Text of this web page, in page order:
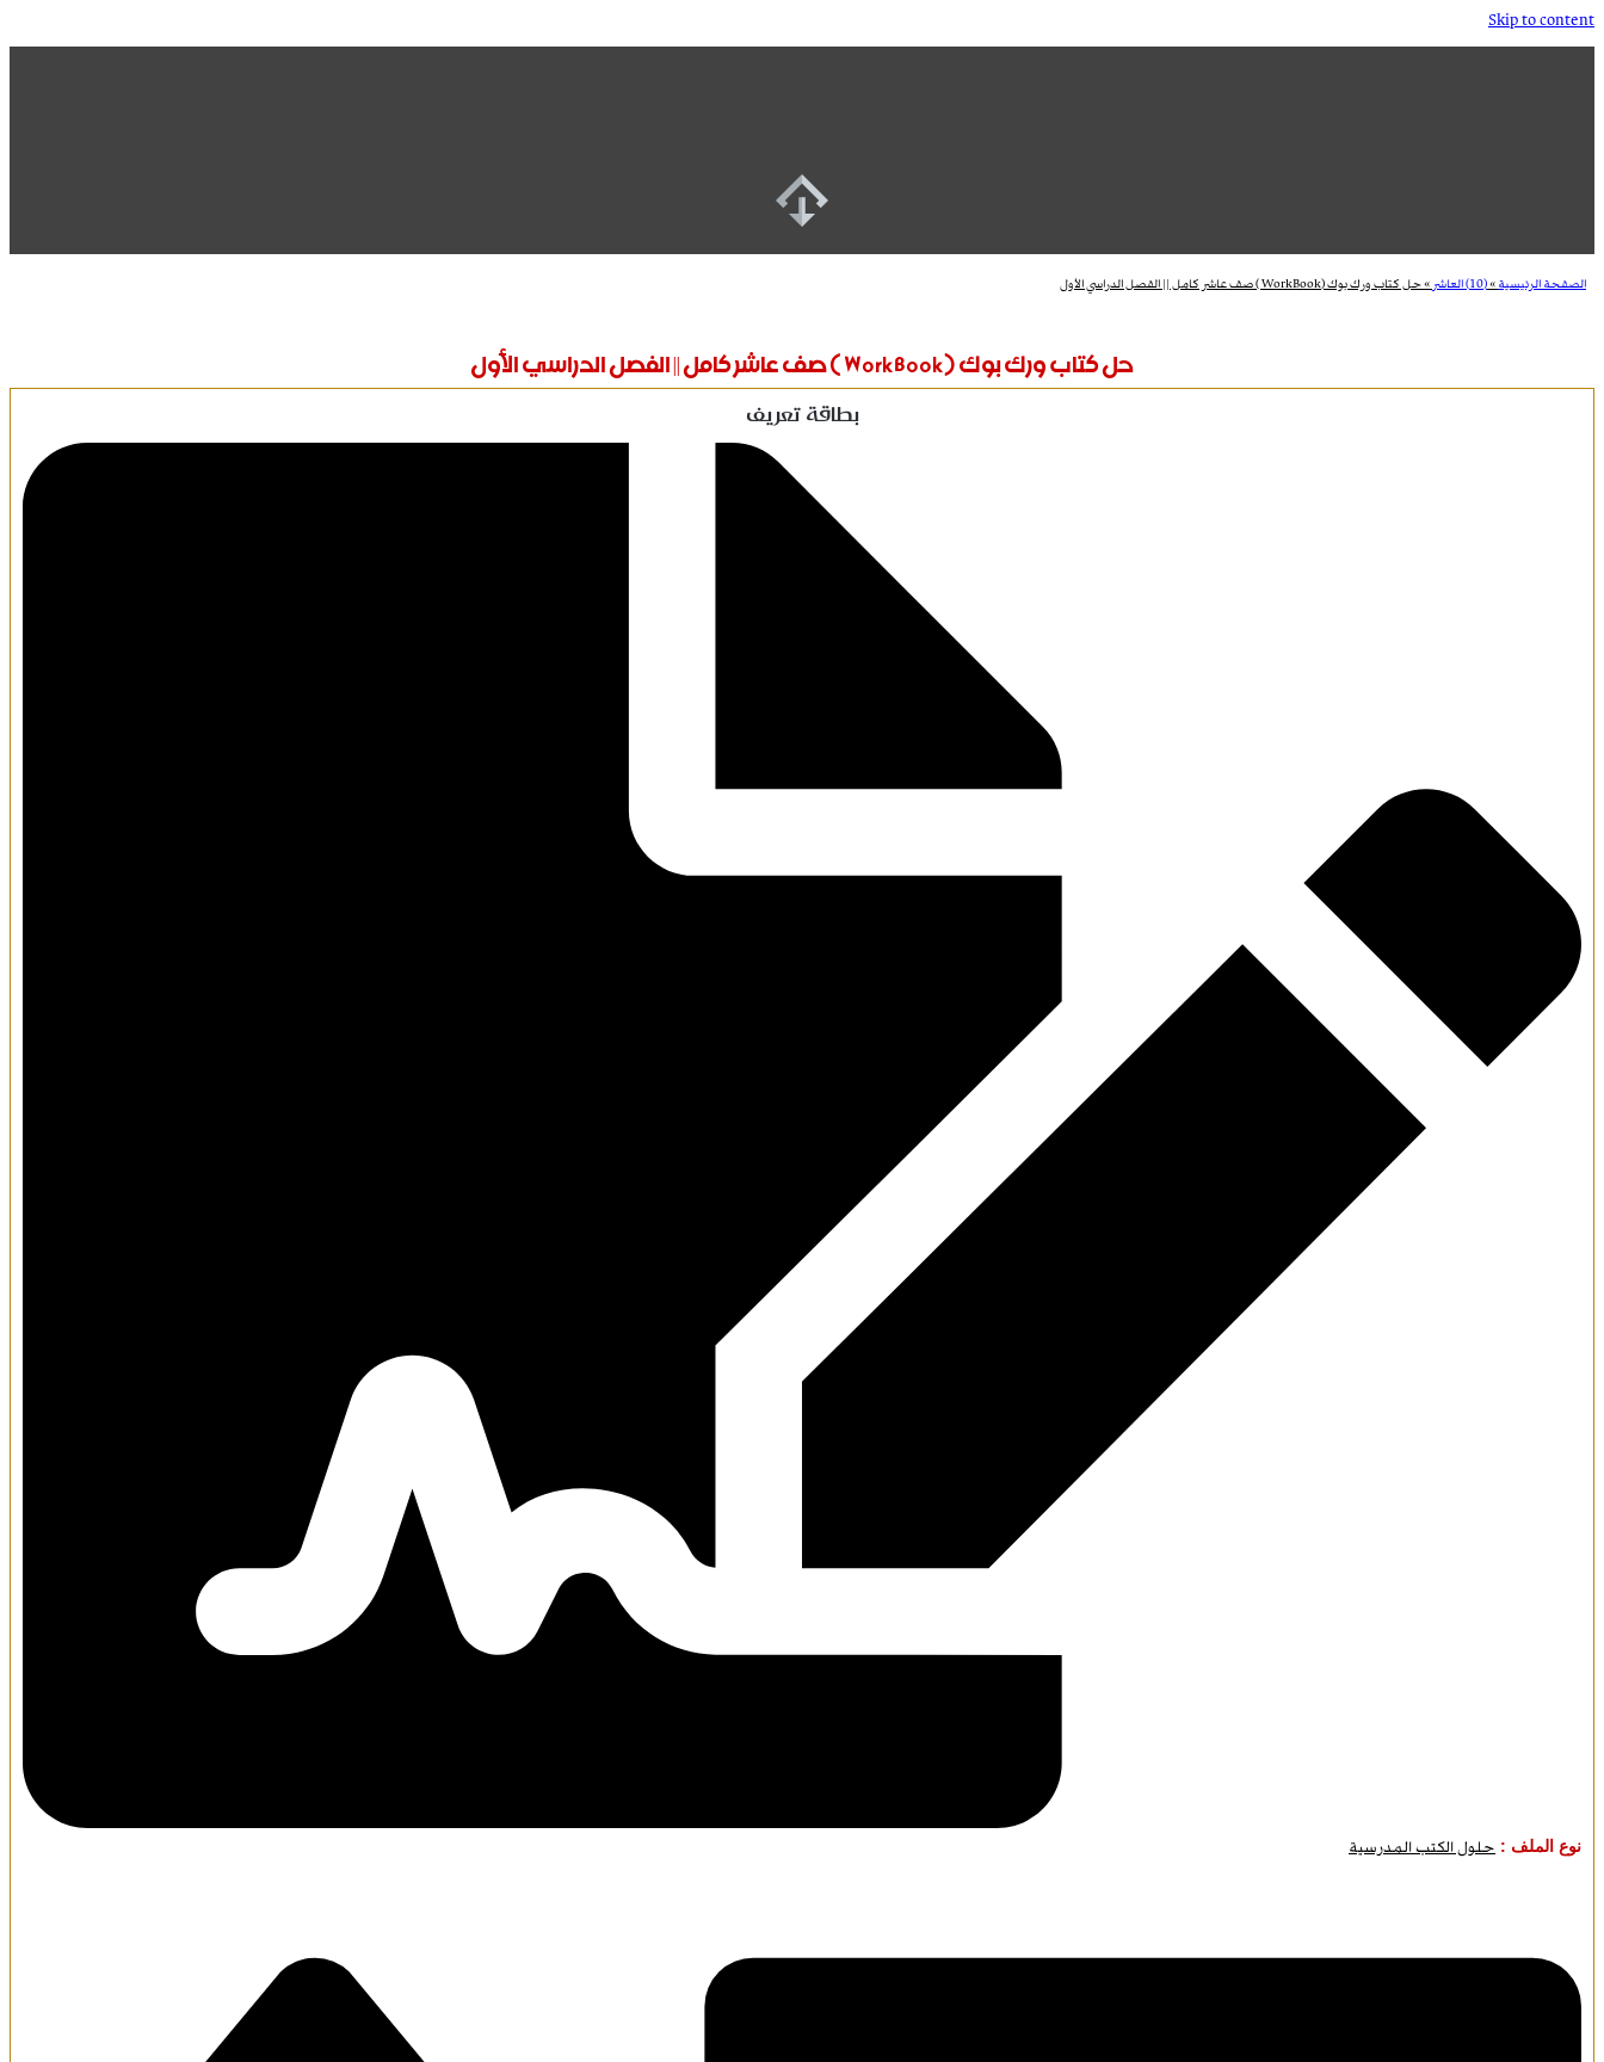
Skip to content
الصفحة الرئيسية»(10) العاشر »حل كتاب ورك بوك (WorkBook ) صف عاشر كامل || الفصل الدراسي الأول
حل كتاب ورك بوك (WorkBook ) صف عاشر كامل || الفصل الدراسي الأول
بطاقة تعريف
نوع الملف : حلول الكتب المدرسية